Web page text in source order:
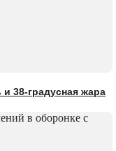
38-градусная жара